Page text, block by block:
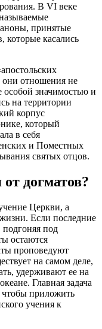
В VI веке
, принятые
которые касались
отношения не
значимостью и
на территории
корпус
который
в себя
и Поместных
святых отцов.
догматов?
Церкви, а
жизни. Если последние
подгоняя под
остаются
проповедуют
на самом деле,
удерживают ее на
Главная задача
чтобы приложить
учения к